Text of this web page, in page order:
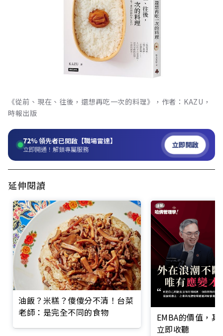
《從前、現在、往後，還想再吃一次的料理》，作者：KAZU，
時報出版
72%領先者已開啟【職場雷達】
立即開通！解鎖專屬服務 立即開啟
延伸閱讀
油飯？米糕？傻傻分不清！台菜
老師：是完全不同的食物
EMBA的價值，
立即收聽